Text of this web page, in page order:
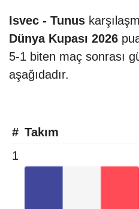
Isvec - Tunus
Dünya Kupası 2026
5-1 biten maç sonrası
aşağıdadır.
# Takım
1